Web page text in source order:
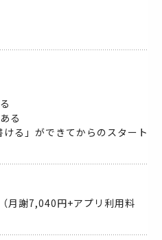
る
る」ができてからのスタート
月謝7,040円+アプリ利用料